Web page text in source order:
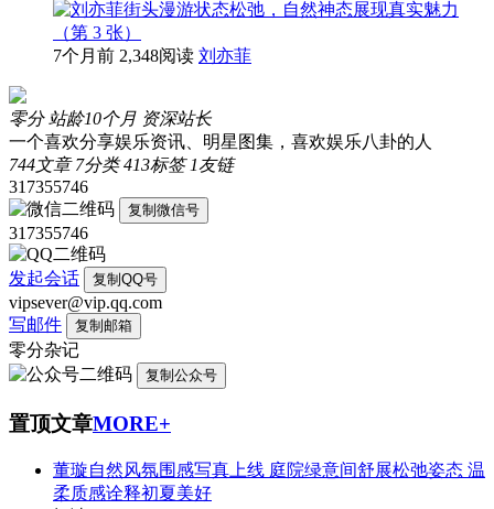
7个月前 2,348阅读 刘亦菲
零分 站龄10个月 资深站长
一个喜欢分享娱乐资讯、明星图集，喜欢娱乐八卦的人
744文章 7分类 413标签 1友链
317355746
复制微信号
317355746
发起会话 复制QQ号
vipsever@vip.qq.com
写邮件
复制邮箱
零分杂记
复制公众号
置顶文章MORE+
董璇自然风氛围感写真上线 庭院绿意间舒展松弛姿态 温
柔质感诠释初夏美好